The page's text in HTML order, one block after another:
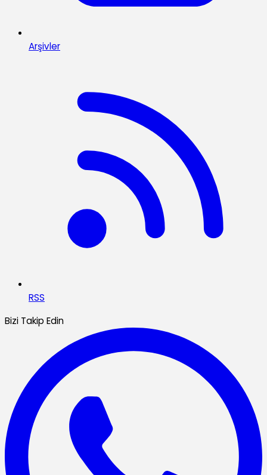
Arşivler
RSS
Bizi Takip Edin